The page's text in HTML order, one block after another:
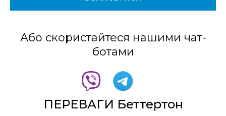
Або скористайтеся нашими чат-
ботами
ПЕРЕВАГИ Беттертон